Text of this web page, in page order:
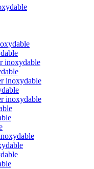
inoxydable
inoxydable
inoxydable